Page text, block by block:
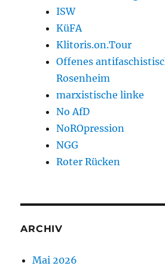
ISW
KüFA
Klitoris.on.Tour
Offenes
Rosenheim
marxistische linke
No AfD
NoROpression
NGG
Roter Rücken
ARCHIV
Mai 2026